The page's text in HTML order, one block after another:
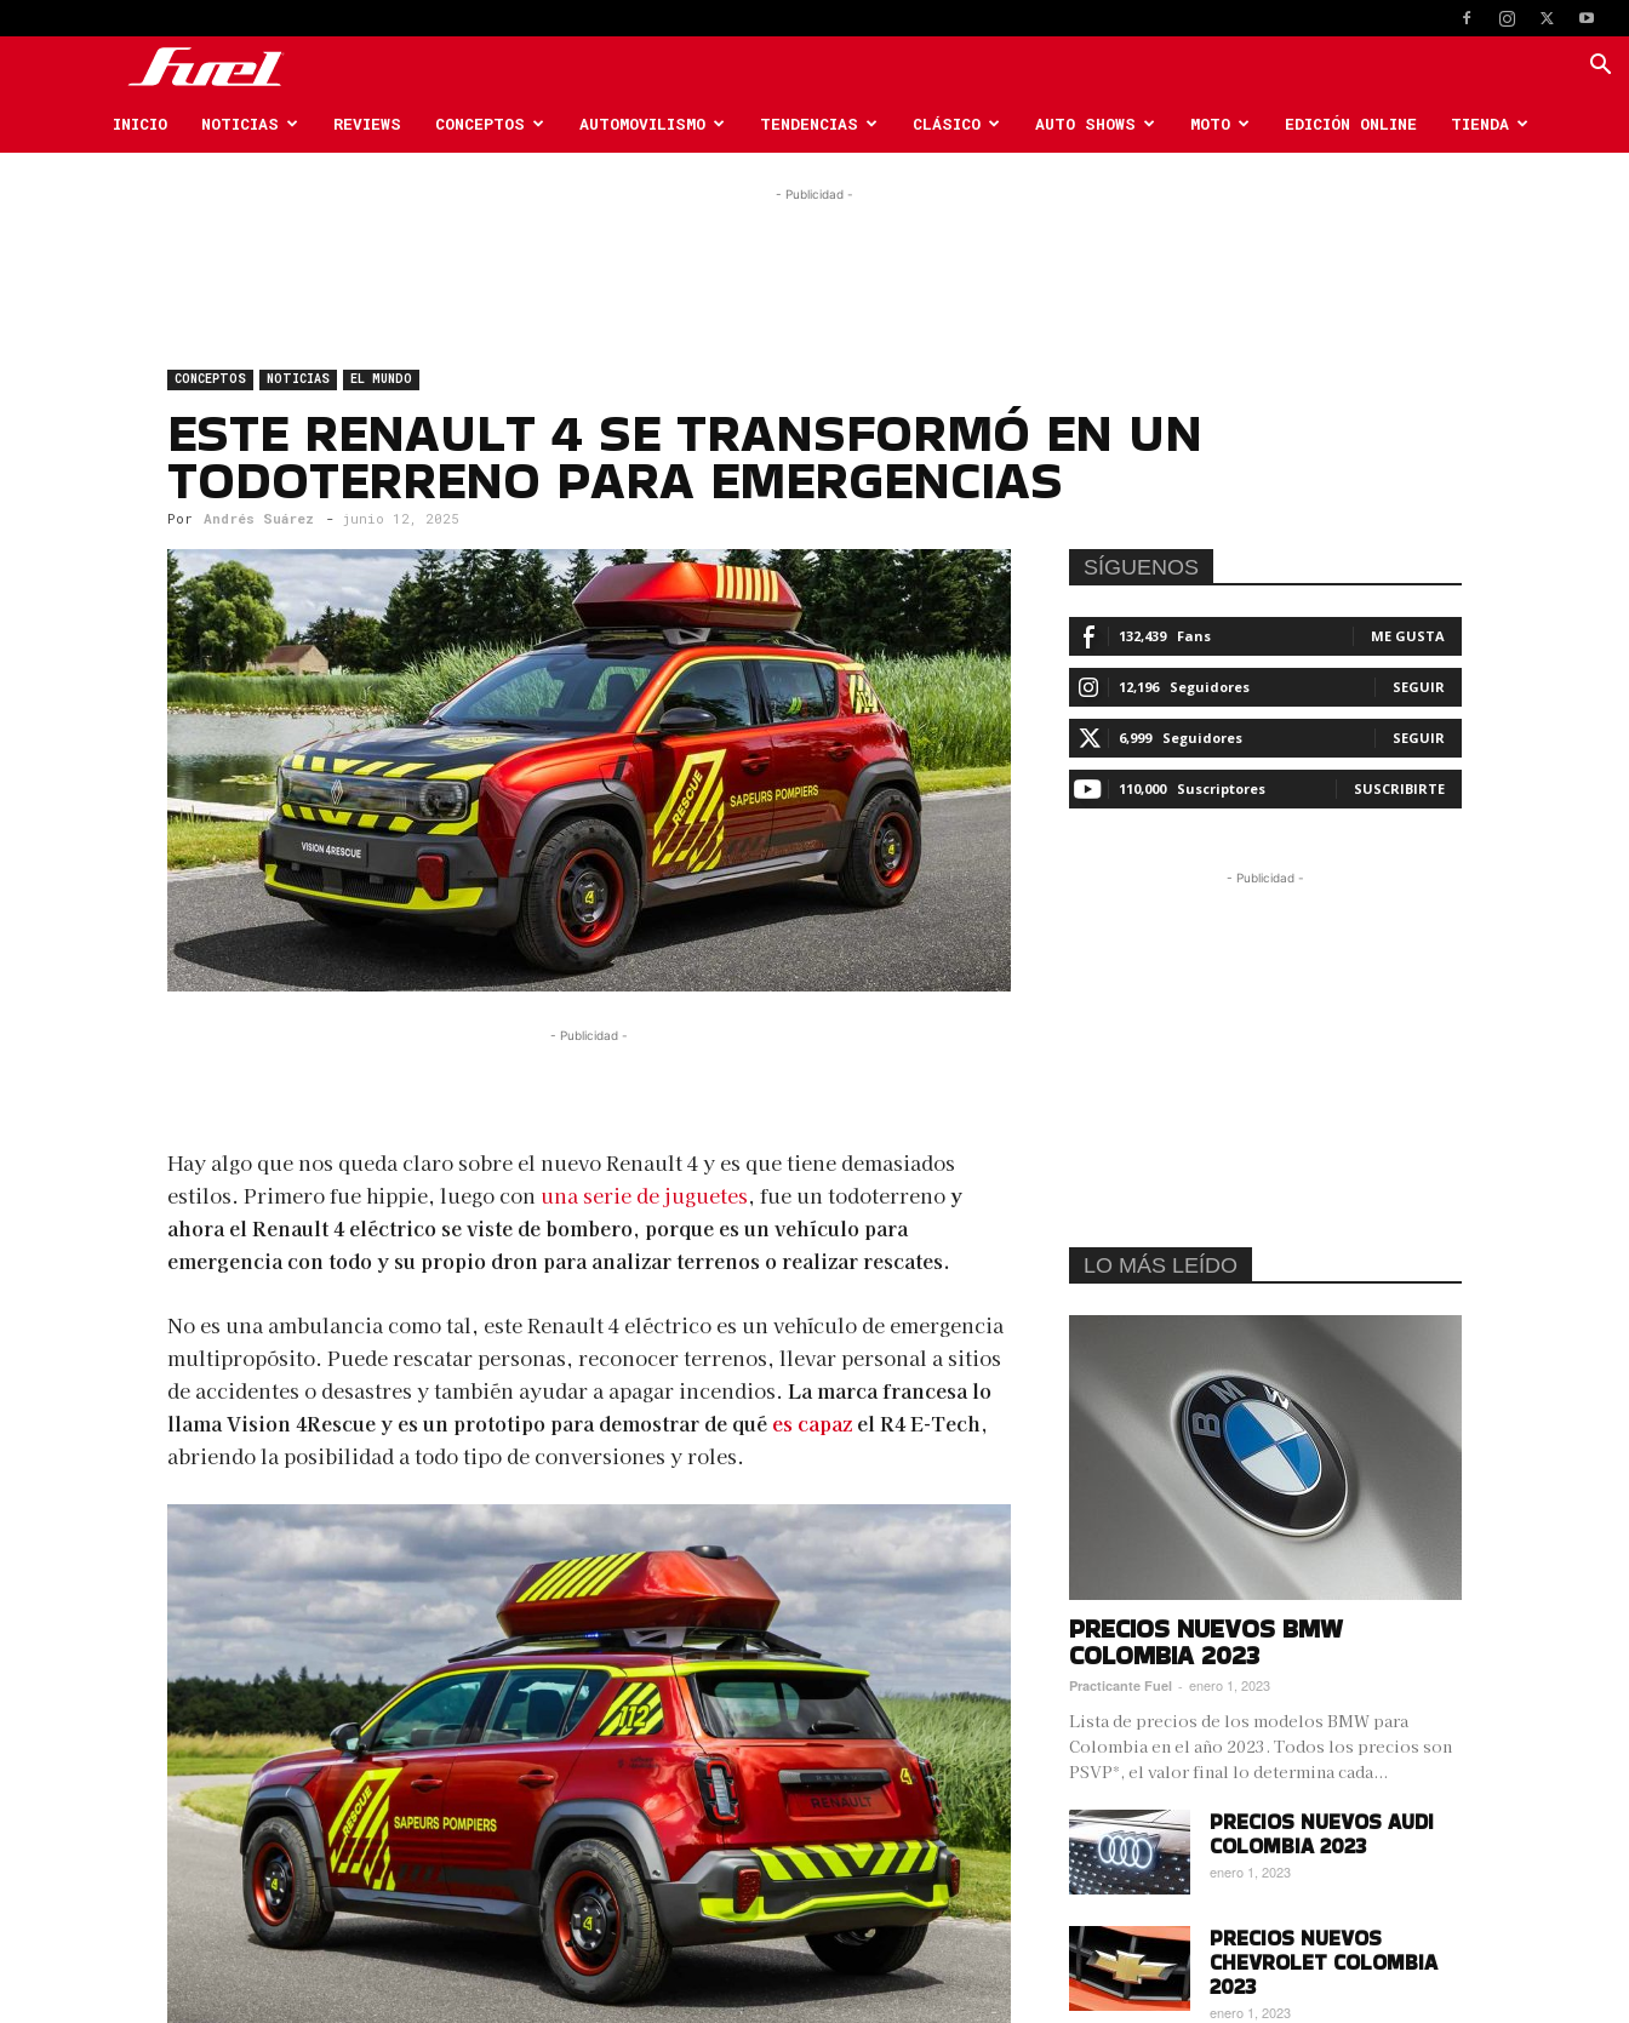
Car
INICIO NOTICIAS REVIEWS CONCEPTOS AUTOMOVILISMO TENDENCIAS CLÁSICO AUTO SHOWS MOTO EDICIÓN ONLINE TIENDA
- Publicidad -
CONCEPTOS NOTICIAS EL MUNDO
ESTE RENAULT 4 SE TRANSFORMÓ EN UN
TODOTERRENO PARA EMERGENCIAS
Por Andrés Suárez - junio 12, 2025
- Publicidad -
Hay algo que nos queda claro sobre el nuevo Renault 4 y es que tiene demasiados
estilos. Primero fue hippie, luego con una serie de juguetes, fue un todoterrenoy
ahora el Renault 4 eléctrico se viste de bombero, porque es un vehículo para
emergencia con todo y su propio dron para analizar terrenos o realizar rescates.
No es una ambulancia como tal, este Renault 4 eléctrico es un vehículo de emergencia
multipropósito. Puede rescatar personas, reconocer terrenos, llevar personal a sitios
de accidentes o desastres y también ayudar a apagar incendios. La marca francesa lo
llama Vision 4Rescue y es un prototipo para demostrar de qué es capaz el R4 E-Tech,
abriendo la posibilidad a todo tipo de conversiones y roles.
SÍGUENOS
132,439 Fans ME GUSTA
12,196 Seguidores SEGUIR
6,999 Seguidores SEGUIR
110,000 Suscriptores SUSCRIBIRTE
- Publicidad -
LO MÁS LEÍDO
PRECIOS NUEVOS BMW
COLOMBIA 2023
Practicante Fuel - enero 1, 2023
Lista de precios de los modelos BMW para
Colombia en el año 2023. Todos los precios son
PSVP*, el valor final lo determina cada...
PRECIOS NUEVOS AUDI
COLOMBIA 2023
enero 1, 2023
PRECIOS NUEVOS
CHEVROLET COLOMBIA
2023
enero 1, 2023